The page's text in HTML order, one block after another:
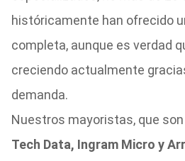
históricamente han ofrecido
completa, aunque es verdad
creciendo actualmente
demanda.
Nuestros mayoristas, que son
Tech Data, Ingram Micro y